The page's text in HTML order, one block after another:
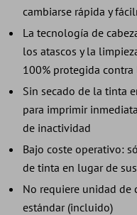
cambiarse rápida y
La tecnología de
los atascos y la
100% protegida contra
Sin secado de la tinta
para imprimir
de inactividad
Bajo coste operativo:
de tinta en lugar de
No requiere unidad de
estándar (incluido)